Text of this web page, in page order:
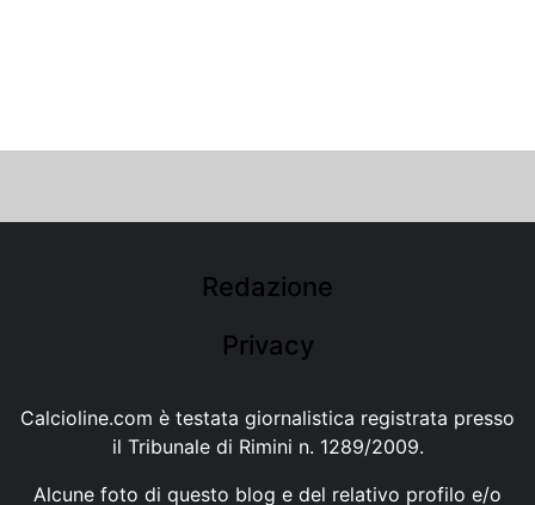
Redazione
Privacy
Calcioline.com è testata giornalistica registrata presso
il Tribunale di Rimini n. 1289/2009.
Alcune foto di questo blog e del relativo profilo e/o